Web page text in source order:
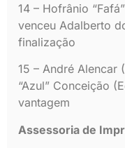
14 – Hofrânio
venceu Adalberto
finalização
15 – André Alencar
“Azul” Conceição
vantagem
Assessoria de